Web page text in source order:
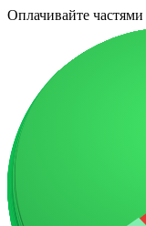
Оплачивайте частями